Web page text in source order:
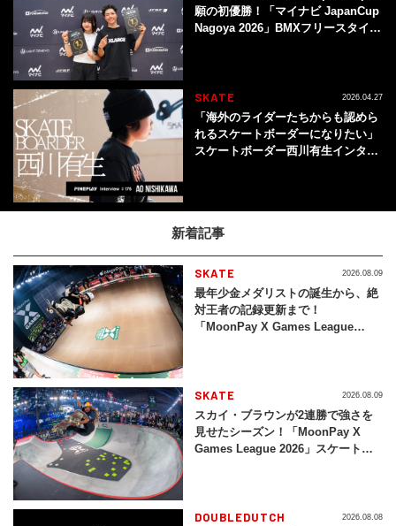
願の初優勝！「マイナビ JapanCup
Nagoya 2026」BMXフリースタイ
SKATE
「海外のライダーたちからも認めら
れるスケートボーダーになりたい」
スケートボーダー西川有生インタビ
2026.04.27
新着記事
SKATE
最年少金メダリストの誕生から、絶
対王者の記録更新まで！
「MoonPay X Games League
2026.08.09
SKATE
スカイ・ブラウンが2連勝で強さを
見せたシーズン！「MoonPay X
Games League 2026」スケートボ
2026.08.09
DOUBLEDUTCH 2026.08.08